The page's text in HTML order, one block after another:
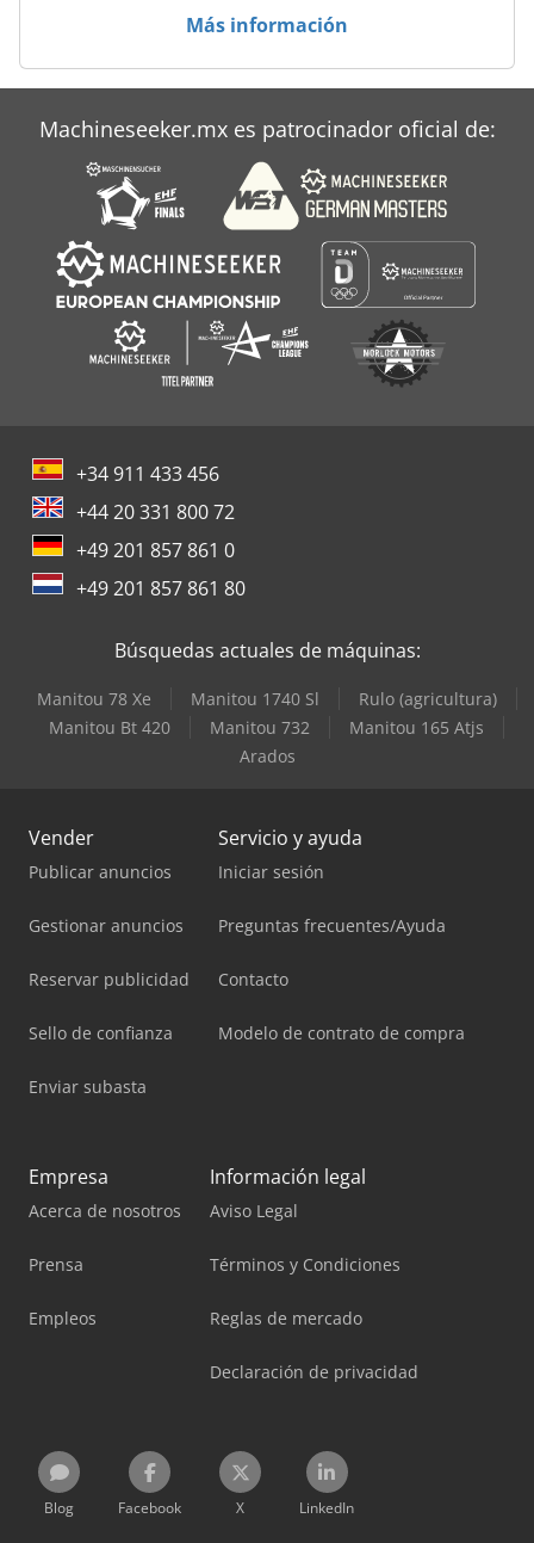
Atlas Copco Ga 55
Atlas Copco Ga 55 Vsd
Atlas Copco Ga 90
Más información
Machineseeker.mx es patrocinador oficial de:
+34 911 433 456
+44 20 331 800 72
+49 201 857 861 0
+49 201 857 861 80
Búsquedas actuales de máquinas:
Manitou 78 Xe Manitou 1740 Sl
Rulo (agricultura)
Manitou Bt 420
Manitou 732
Manitou 165 Atjs
Arados
Vender
Publicar anuncios
Gestionar anuncios
Reservar publicidad
Sello de confianza
Enviar subasta
Servicio y ayuda
Iniciar sesión
Preguntas frecuentes/Ayuda
Contacto
Modelo de contrato de compra
Empresa
Acerca de nosotros
Prensa
Empleos
Información legal
Aviso Legal
Términos y Condiciones
Reglas de mercado
Declaración de privacidad
Blog Facebook X LinkedIn